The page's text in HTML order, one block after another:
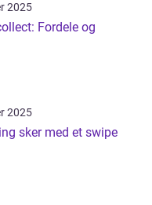
2025
Fordele og
2025
sker med et swipe